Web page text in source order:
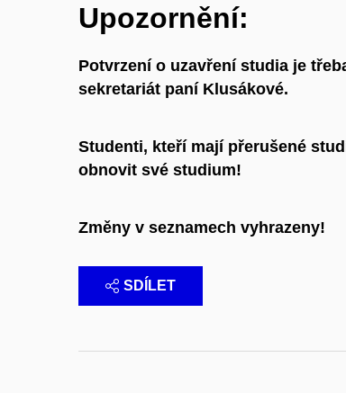
Upozornění:
Potvrzení o uzavření studia je
sekretariát paní Klusákové.
Studenti, kteří mají přerušené
obnovit své studium!
Změny v seznamech vyhrazeny!
SDÍLET